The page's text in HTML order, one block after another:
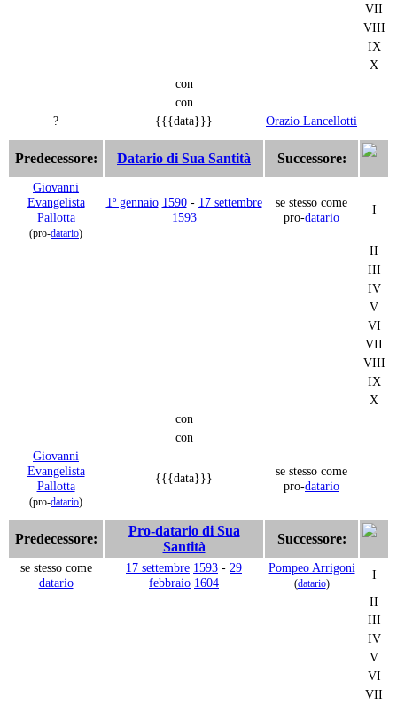
VII
VIII
IX
X
con
con
?
{{{data}}} Orazio Lancellotti
Predecessore: Datario di Sua Santità Successore:
Giovanni
Evangelista
Pallotta
(pro-datario)
1º gennaio 1590- 17 settembre
1593
se stesso come
pro-datario
I
II
III
IV
V
VI
VII
VIII
IX
X
con
con
Giovanni
Evangelista
Pallotta
(pro-datario)
{{{data}}}
se stesso come
pro-datario
Predecessore:
Pro-datario di Sua
Santità
Successore:
se stesso come
datario
17 settembre 1593 - 29
febbraio 1604
Pompeo Arrigoni
(datario)
I
II
III
IV
V
VI
VII